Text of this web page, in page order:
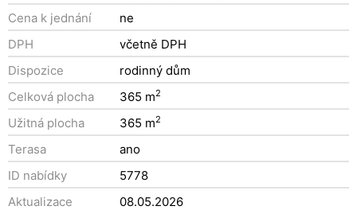
Cena k jednání
ne
DPH
včetně DPH
Dispozice
rodinný dům
Celková plocha
365 m2
Užitná plocha 365 m2
Terasa
ano
ID nabídky
5778
Aktualizace
08.05.2026